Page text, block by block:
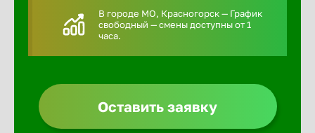
В городе МО, Красногорск — График
свободный — смены доступны от 1
часа.
Оставить заявку